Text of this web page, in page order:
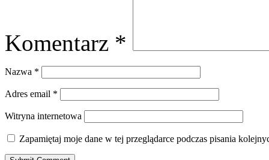
Komentarz *
Nazwa *
Adres email *
Witryna internetowa
Zapamiętaj moje dane w tej przeglądarce podczas pisania